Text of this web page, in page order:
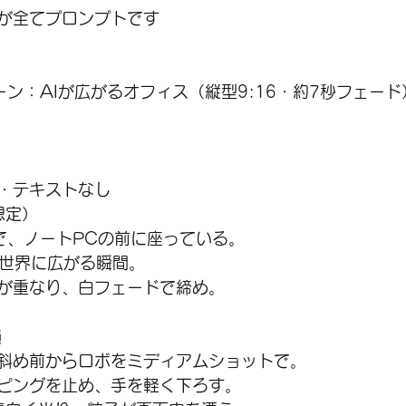
全てプロンプトです
：AIが広がるオフィス（縦型9:16・約7秒フェード
テキストなし
）
ノートPCの前に座っている。
界に広がる瞬間。
重なり、白フェードで締め。
め前からロボをミディアムショットで。
ングを止め、手を軽く下ろす。